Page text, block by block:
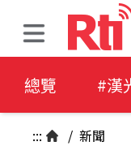
總覽 #漢
::: / 新聞